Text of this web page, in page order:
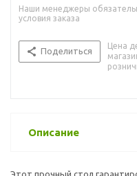
Наши менеджеры
условия заказа
Поделиться
Цена
Описание
Этот прочный стол